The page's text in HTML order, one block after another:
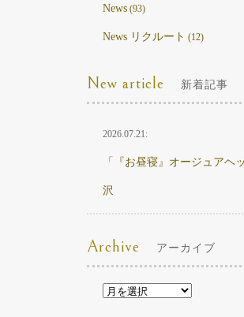
News (93)
News リクルート (12)
New article 新着記事
2026.07.21:
「『お昼寝』オージュアヘ
沢
Archive アーカイブ